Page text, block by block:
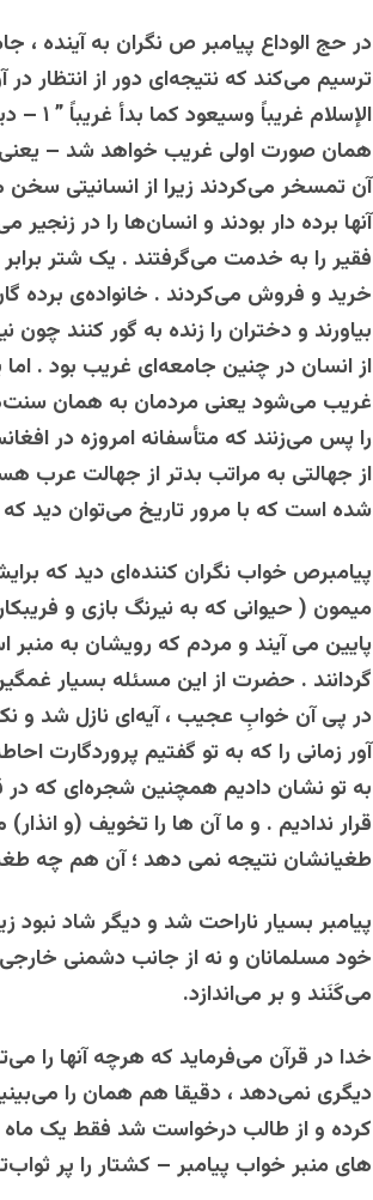
در حج الوداع پیامبر ص نگران به آینده ،
ترسیم می‌کند که نتیجه‌ای دور از انتظار
همان صورت اولی غریب خواهد شد – یعنی
آن تمسخر می‌کردند زیرا از انسانیتی سخن
آنها برده ‌دار بودند و انسان‌ها را در
فقیر را به خدمت می‌گرفتند . یک شتر
خرید و فروش می‌کردند . خانواده‌ی برده‌‌
بیاورند و دختران را زنده به‌ گور کنند چون
از انسان در چنین جامعه‌ای غریب بود .
غریب می‌شود یعنی مردمان به همان
را پس می‌زنند که متأسفانه امروزه در
از جهالتی به مراتب بدتر از جهالت عرب
شده است که با مرور تاریخ می‌توان دید
پیامبرص‌ خواب‌ نگران ‌‌کننده‌ای‌ دید‌ که‌
میمون ( حیوانی که به نیرنگ بازی و
پایین ‌‌می ‌آیند و مردم که رویشان به
‌گردانند . حضرت‌‌ از این ‌‌مسئله ‌‌بسیار
در پی ‌‌آن ‌‌خوابِ‌‌ عجیب ، آیه‌ای ‌‌نازل‌‌ شد و
آور زمانی ‌‌را که‌‌ به‌‌ تو گفتیم ‌‌پروردگارت‌‌‌
‌‌به ‌‌‌‌تو نشان‌‌ ‌‌‌دادیم ‌‌‌‌‌همچنین‌‌ ‌‌شجره‌ای ‌‌‌که
‌‌‌قرار‌‌‌ ندادیم . و ما ‌‌آن ‌ها را تخویف‌‌ (و
‌‌طغیانشان ‌‌نتیجه ‌‌نمی ‌دهد ‌؛ آن هم ‌‌چه ‌‌طغیان
پیامبر ‌‌بسیار ناراحت ‌‌شد و دیگر شاد
‌‌خود مسلمانان ‌‌و نه‌‌ از جانب دشمنی خارجی‌‌
می‌كَنَند و بر می‌اندازد.
خدا در قرآن می‌فرماید که هرچه آنها را
دیگری نمی‌دهد ، دقیقا هم همان را
کرده و از طالب درخواست شد فقط یک
های منبر خواب پیامبر – کشتار را پر